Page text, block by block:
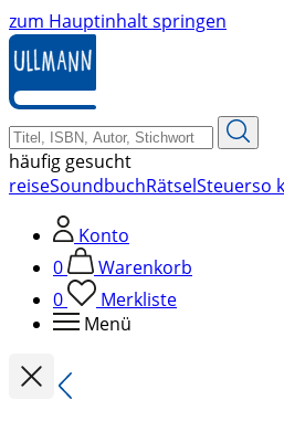
zum Hauptinhalt springen
häufig gesucht
reiseSoundbuchRätselSteuerso
Konto
0
Warenkorb
0
Merkliste
Menü